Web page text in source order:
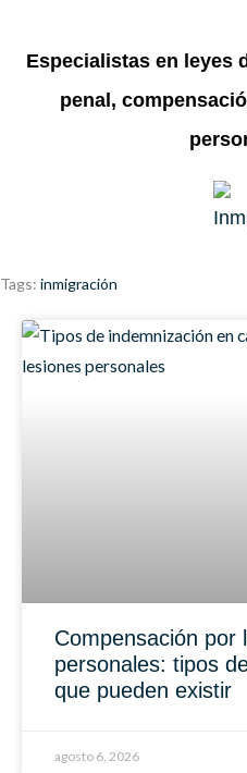
Especialistas en leyes
penal,
Tags: inmigración
Compensación por
personales: tipos
que pueden existir
agosto 6, 2026